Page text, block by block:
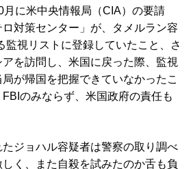
月に米中央情報局（CIA）の要請
対策センター」が、タメルラン容
監視リストに登録していたこと、さ
を訪問し、米国に戻った際、監視
が帰国を把握できていなかったこ
のみならず、米国政府の責任も
ジョハル容疑者は警察の取り調べ
く、また自殺を試みたのか舌も負